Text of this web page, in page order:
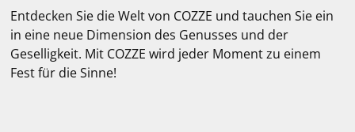
Entdecken Sie die Welt von COZZE und tauchen Sie ein
in eine neue Dimension des Genusses und der
Geselligkeit. Mit COZZE wird jeder Moment zu einem
Fest für die Sinne!